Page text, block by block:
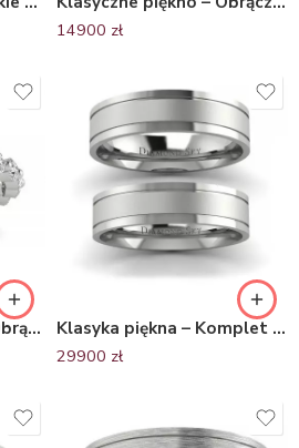
14900 zł
Diamentowy blask – Obrączka ślubna Diamond Sky z platyny, diamenty
Klasyka piękna – Komplet płaskich obrączek Diamond Sky z platyny-5mm x 1,3mm
29900 zł